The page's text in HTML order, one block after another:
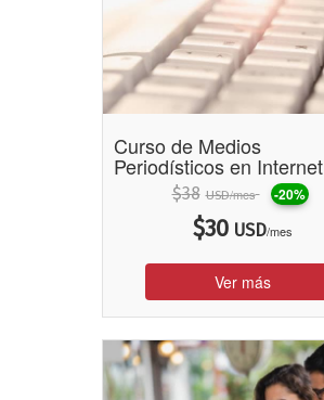
Curso de Medios
Periodísticos en Internet
$38 USD/mes -20%
$30 USD/mes
Ver más